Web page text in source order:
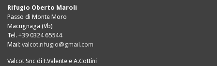
Rifugio Oberto Maroli
Passo di Monte Moro
Macugnaga (Vb)
Tel. +39 0324 65544
Mail: valcot.rifugio@gmail.com
Valcot Snc di F.Valente e A.Cottini